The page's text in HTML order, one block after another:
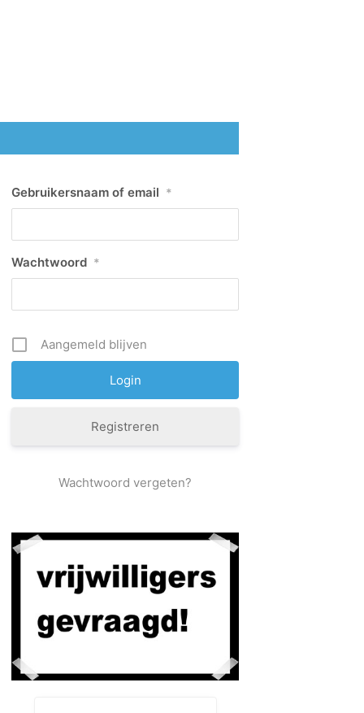
Gebruikersnaam of email *
Wachtwoord *
Aangemeld blijven
Registreren
Wachtwoord vergeten?